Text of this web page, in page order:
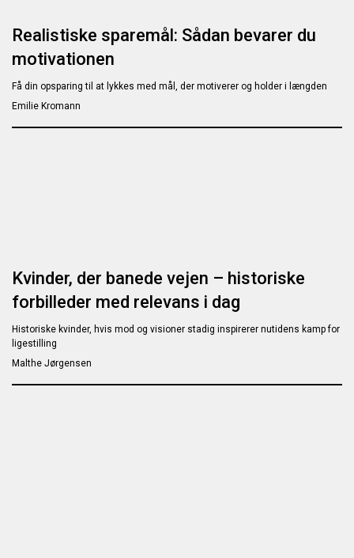
Realistiske sparemål: Sådan bevarer du
motivationen
Få din opsparing til at lykkes med mål, der motiverer og holder i længden
Emilie Kromann
Kvinder, der banede vejen – historiske
forbilleder med relevans i dag
Historiske kvinder, hvis mod og visioner stadig inspirerer nutidens kamp for
ligestilling
Malthe Jørgensen